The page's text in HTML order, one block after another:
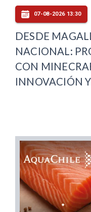
07-08-2026 13:30
DESDE
NACIONAL:
CON
INNOVACIÓN